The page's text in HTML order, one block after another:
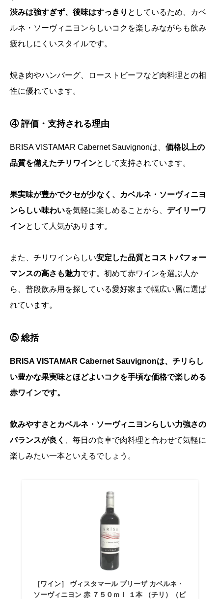
渋みは強すぎず、後味はすっきり としているため、カベ
ルネ・ソーヴィニヨンらしいコクを楽しみながらも飲み
疲れしにくいスタイルです。
焼き肉やハンバーグ、ローストビーフなど肉料理との相
性に優れています。
④ 評価・支持される理由
BRISA VISTAMAR Cabernet Sauvignonは、 価格以上の
品質を備えたチリワインとして支持されています。
果実味が豊かでクセが少なく、カベルネ・ソーヴィニヨ
ンらしい味わいを気軽に楽しめることから、 デイリーワ
インとして人気があります。
また、チリワインらしい安定した品質とコストパフォー
マンスの高さも魅力です。初めて赤ワインを選ぶ人か
ら、普段飲み用を探している愛好家まで幅広い層に選ば
れています。
⑤ 総括
BRISA VISTAMAR Cabernet Sauvignonは、チリらし
い豊かな果実味とほどよいコクを手頃な価格で楽しめる
赤ワインです。
飲みやすさとカベルネ・ソーヴィニヨンらしい力強さの
バランスが良く
、毎日の食卓で肉料理と合わせて気軽に
楽しみたい一本といえるでしょう。
［ワイン］ ヴィスタマール ブリーザ カベルネ・
ソーヴィニヨン 赤 ７５０ｍｌ １本 （チリ）（ビ